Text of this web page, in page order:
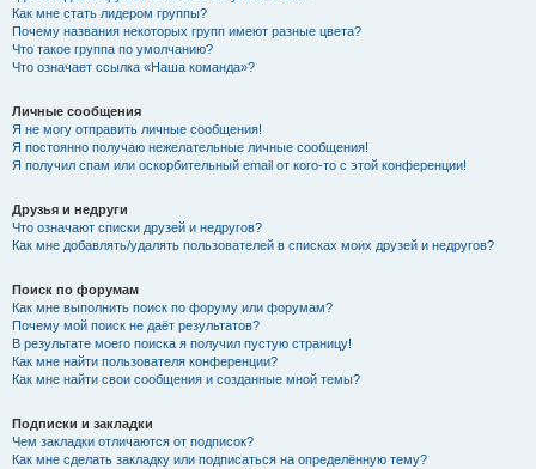
Как мне стать лидером группы?
Почему названия некоторых групп имеют разные цвета?
Что такое группа по умолчанию?
Что означает ссылка «Наша команда»?
Личные сообщения
Я не могу отправить личные сообщения!
Я постоянно получаю нежелательные личные сообщения!
Я получил спам или оскорбительный email от кого-то с этой конференции!
Друзья и недруги
Что означают списки друзей и недругов?
Как мне добавлять/удалять пользователей в списках моих друзей и недругов?
Поиск по форумам
Как мне выполнить поиск по форуму или форумам?
Почему мой поиск не даёт результатов?
В результате моего поиска я получил пустую страницу!
Как мне найти пользователя конференции?
Как мне найти свои сообщения и созданные мной темы?
Подписки и закладки
Чем закладки отличаются от подписок?
Как мне сделать закладку или подписаться на определённую тему?